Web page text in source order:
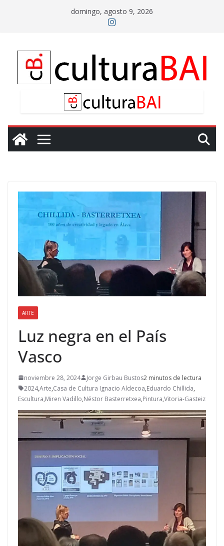
domingo, agosto 9, 2026
ARTE
Luz negra en el País
Vasco
noviembre 28, 2024 Jorge Girbau Bustos2 minutos de lectura
2024,Arte,Casa de Cultura Ignacio Aldecoa,Eduardo Chillida,
Escultura,Miren Vadillo,Néstor Basterretxea,Pintura,Vitoria-Gasteiz